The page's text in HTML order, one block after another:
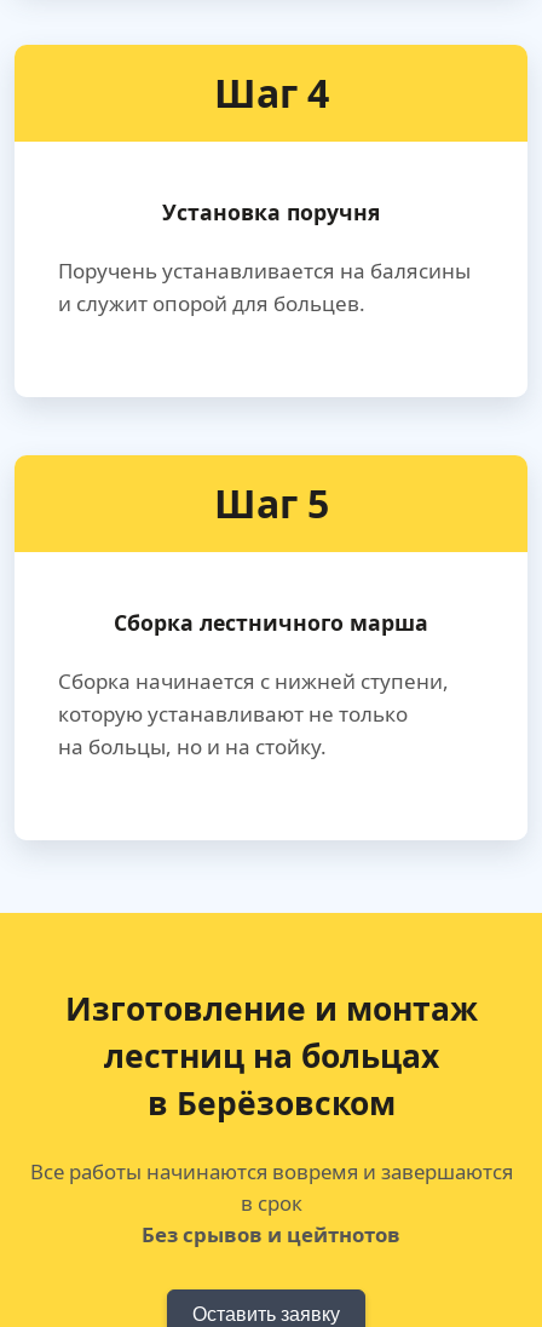
Шаг 4
Установка поручня
Поручень устанавливается на балясины
и служит опорой для больцев.
Шаг 5
Сборка лестничного марша
Сборка начинается с нижней ступени,
которую устанавливают не только
на больцы, но и на стойку.
Изготовление и монтаж
лестниц на больцах
в Берёзовском
Все работы начинаются вовремя и завершаются
в срок
Без срывов и цейтнотов
Оставить заявку